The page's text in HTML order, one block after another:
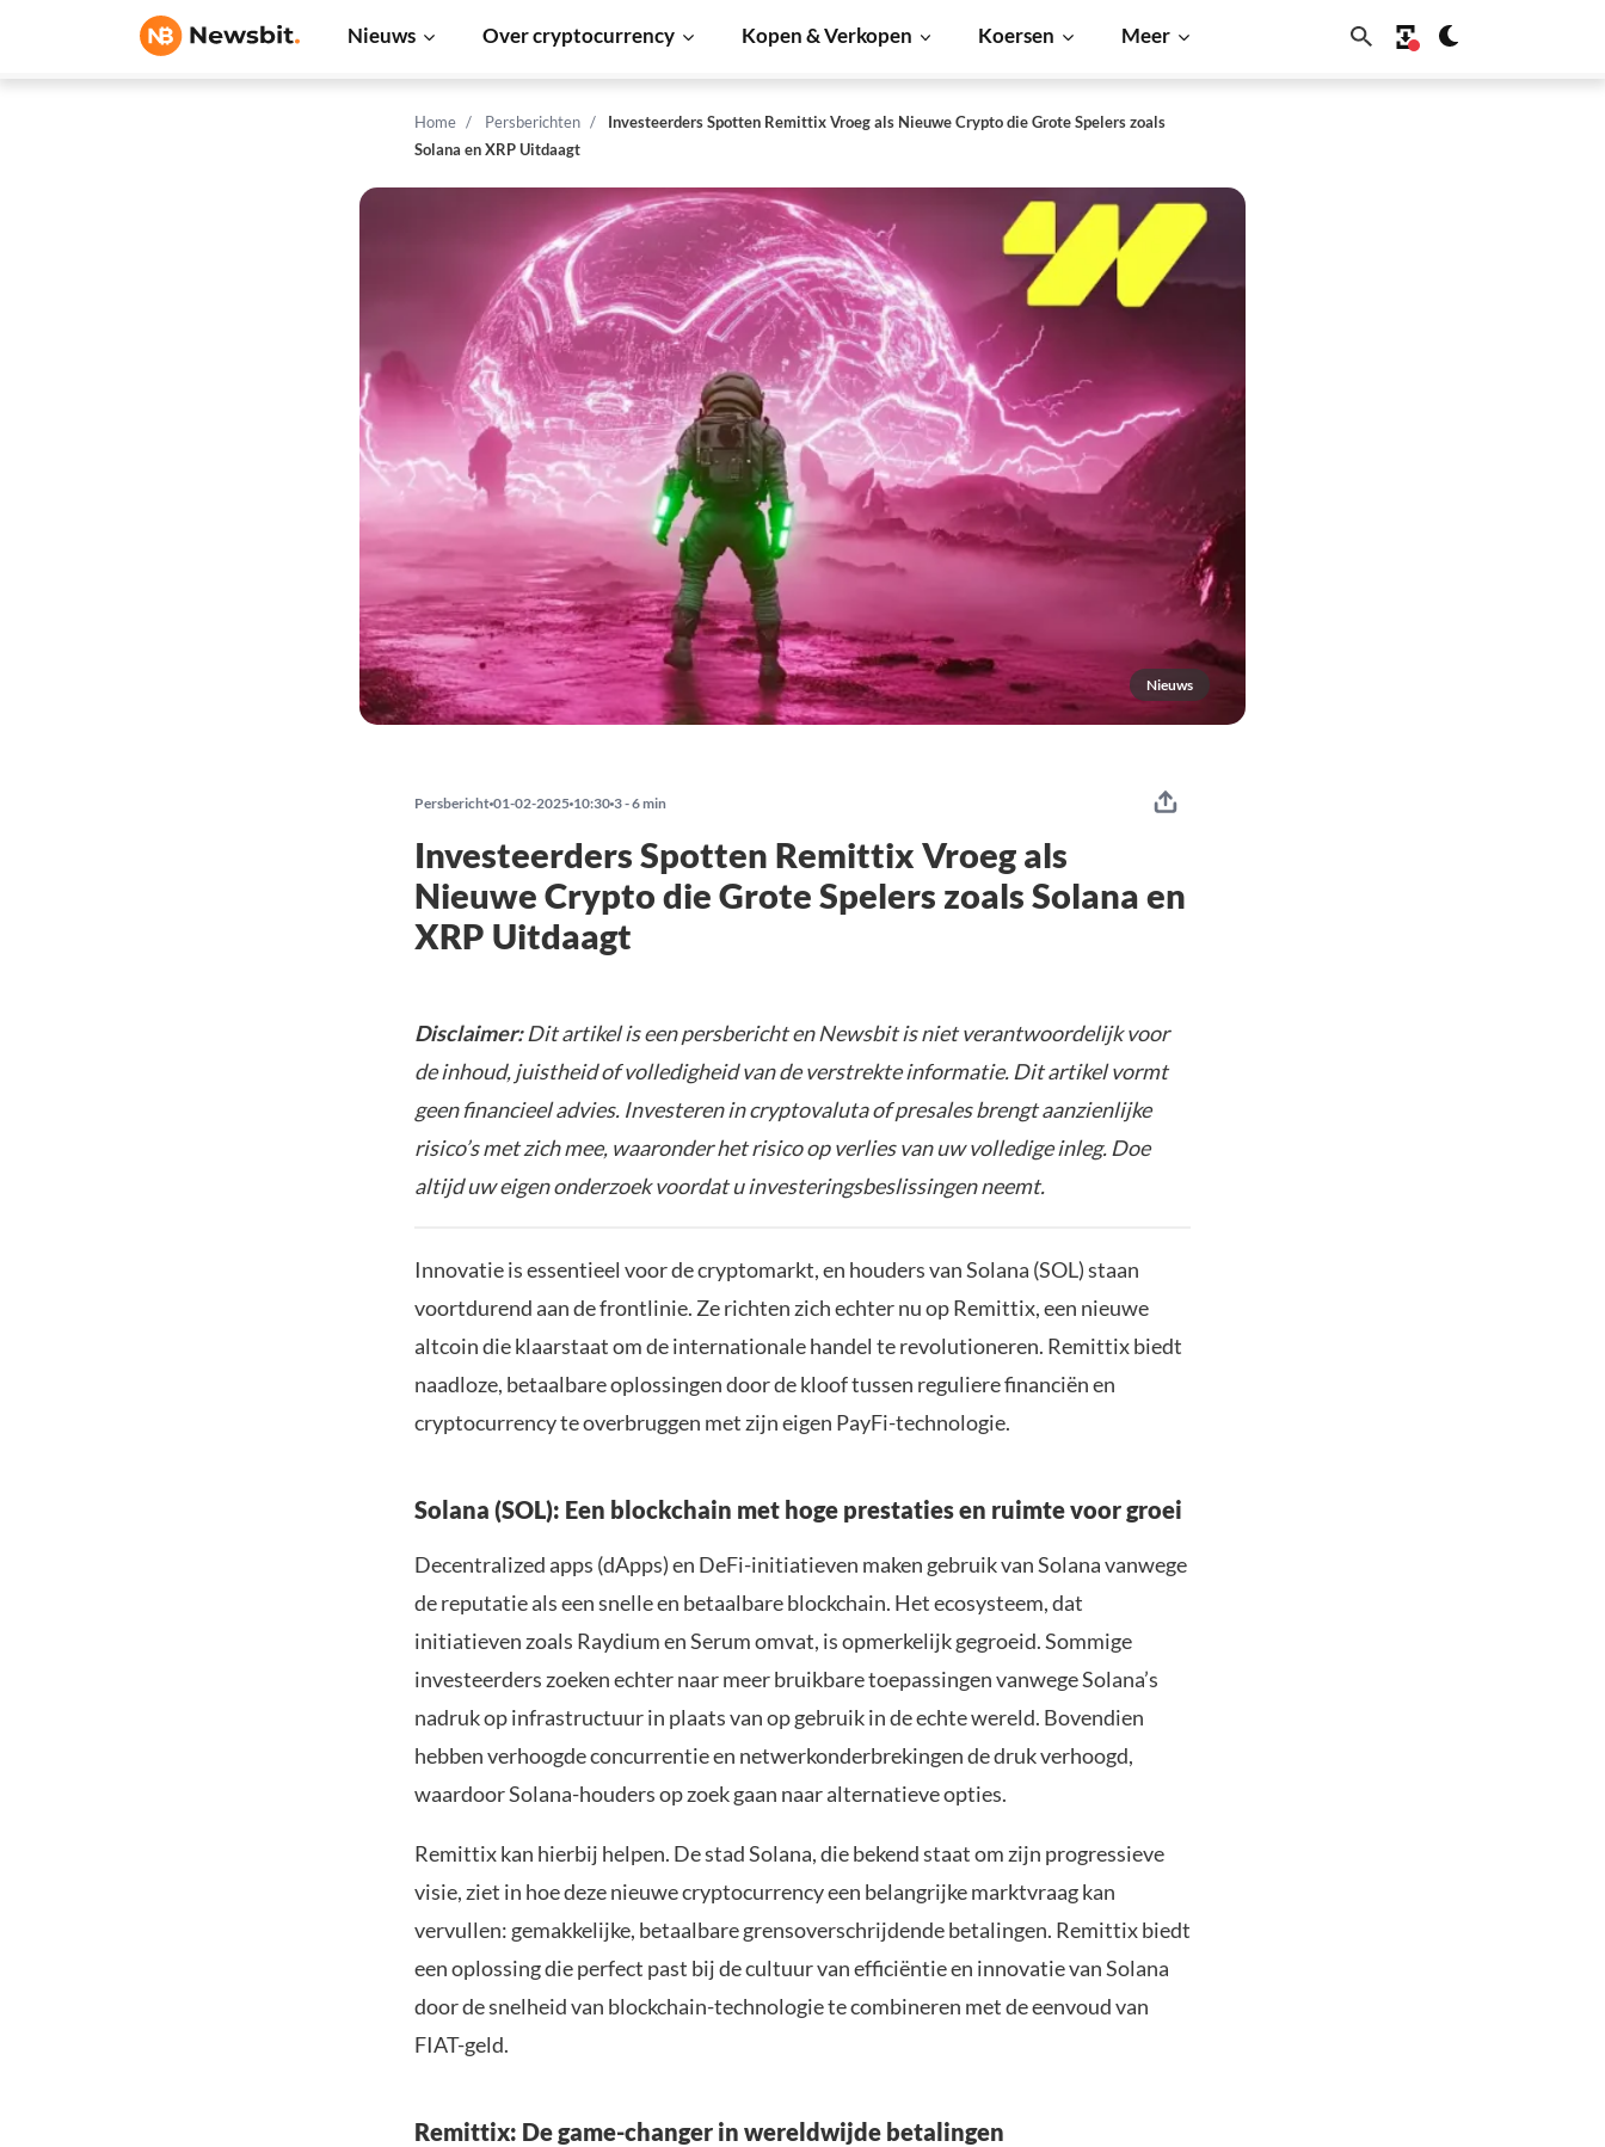
Nieuws Over cryptocurrency Kopen & Verkopen Koersen Meer
Home Persberichten
Investeerders Spotten Remittix Vroeg als Nieuwe Crypto die Grote Spelers zoals
Solana en XRP Uitdaagt
Nieuws
Persbericht 01-02-2025 10:30 3 - 6 min
Investeerders Spotten Remittix Vroeg als
Nieuwe Crypto die Grote Spelers zoals Solana en
XRP Uitdaagt
Disclaimer: Dit artikel is een persbericht en Newsbit is niet verantwoordelijk voor
de inhoud, juistheid of volledigheid van de verstrekte informatie. Dit artikel vormt
geen financieel advies. Investeren in cryptovaluta of presales brengt aanzienlijke
risico’s met zich mee, waaronder het risico op verlies van uw volledige inleg. Doe
altijd uw eigen onderzoek voordat u investeringsbeslissingen neemt.
Innovatie is essentieel voor de cryptomarkt, en houders van Solana (SOL) staan
voortdurend aan de frontlinie. Ze richten zich echter nu op Remittix, een nieuwe
altcoin die klaarstaat om de internationale handel te revolutioneren. Remittix biedt
naadloze, betaalbare oplossingen door de kloof tussen reguliere financiën en
cryptocurrency te overbruggen met zijn eigen PayFi-technologie.
Solana (SOL): Een blockchain met hoge prestaties en ruimte voor groei
Decentralized apps (dApps) en DeFi-initiatieven maken gebruik van Solana vanwege
de reputatie als een snelle en betaalbare blockchain. Het ecosysteem, dat
initiatieven zoals Raydium en Serum omvat, is opmerkelijk gegroeid. Sommige
investeerders zoeken echter naar meer bruikbare toepassingen vanwege Solana’s
nadruk op infrastructuur in plaats van op gebruik in de echte wereld. Bovendien
hebben verhoogde concurrentie en netwerkonderbrekingen de druk verhoogd,
waardoor Solana-houders op zoek gaan naar alternatieve opties.
Remittix kan hierbij helpen. De stad Solana, die bekend staat om zijn progressieve
visie, ziet in hoe deze nieuwe cryptocurrency een belangrijke marktvraag kan
vervullen: gemakkelijke, betaalbare grensoverschrijdende betalingen. Remittix biedt
een oplossing die perfect past bij de cultuur van efficiëntie en innovatie van Solana
door de snelheid van blockchain-technologie te combineren met de eenvoud van
FIAT-geld.
Remittix: De game-changer in wereldwijde betalingen